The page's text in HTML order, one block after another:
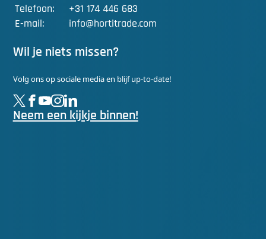
Telefoon:
+31 174 446 683
E-mail:
info@hortitrade.com
Wil je niets missen?
Volg ons op sociale media en blijf up-to-date!
Neem een kijkje binnen!